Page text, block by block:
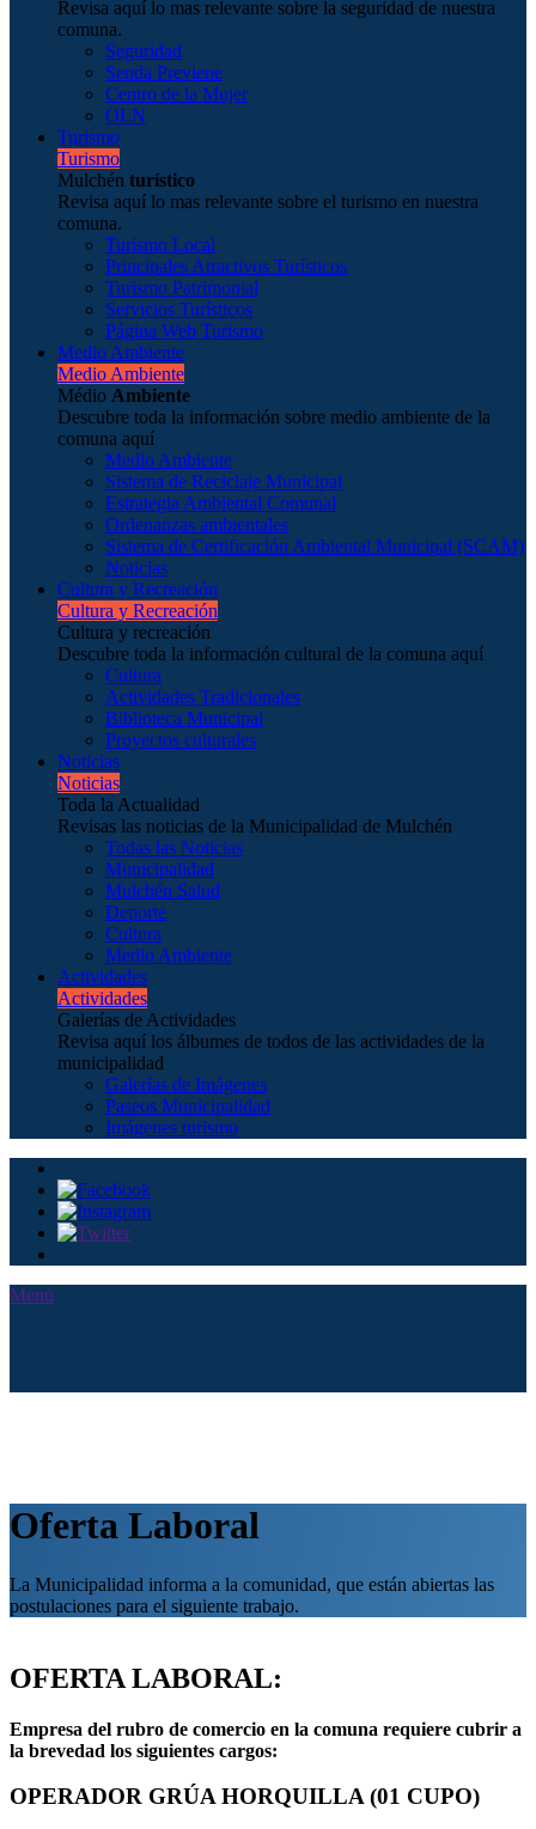
Revisa aquí lo mas relevante sobre la seguridad de nuestra
comuna.
Seguridad
Senda Previene
Centro de la Mujer
OLN
Turismo
Turismo
Mulchén turístico
Revisa aquí lo mas relevante sobre el turismo en nuestra
comuna.
Turismo Local
Principales Atractivos Turísticos
Turismo Patrimonial
Servicios Turísticos
Página Web Turismo
Medio Ambiente
Medio Ambiente
Médio Ambiente
Descubre toda la información sobre medio ambiente de la
comuna aquí
Medio Ambiente
Sistema de Reciclaje Municipal
Estrategia Ambiental Comunal
Ordenanzas ambientales
Sistema de Certificación Ambiental Municipal (SCAM)
Noticias
Cultura y Recreación
Cultura y Recreación
Cultura y recreación
Descubre toda la información cultural de la comuna aquí
Cultura
Actividades Tradicionales
Biblioteca Municipal
Proyectos culturales
Noticias
Noticias
Toda la Actualidad
Revisas las noticias de la Municipalidad de Mulchén
Todas las Noticias
Municipalidad
Mulchén Salud
Deporte
Cultura
Medio Ambiente
Actividades
Actividades
Galerías de Actividades
Revisa aquí los álbumes de todos de las actividades de la
municipalidad
Galerías de Imágenes
Paseos Municipalidad
Imágenes turismo
Menú
Oferta Laboral
La Municipalidad informa a la comunidad, que están abiertas las
postulaciones para el siguiente trabajo.
OFERTA LABORAL:
Empresa del rubro de comercio en la comuna requiere cubrir a
la brevedad los siguientes cargos:
OPERADOR GRÚA HORQUILLA (01 CUPO)